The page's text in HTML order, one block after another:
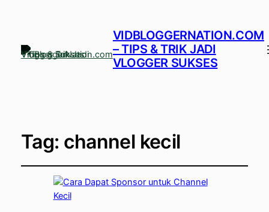
VIDBLOGGERNATION.COM
– TIPS & TRIK JADI
VLOGGER SUKSES
Tag: channel kecil